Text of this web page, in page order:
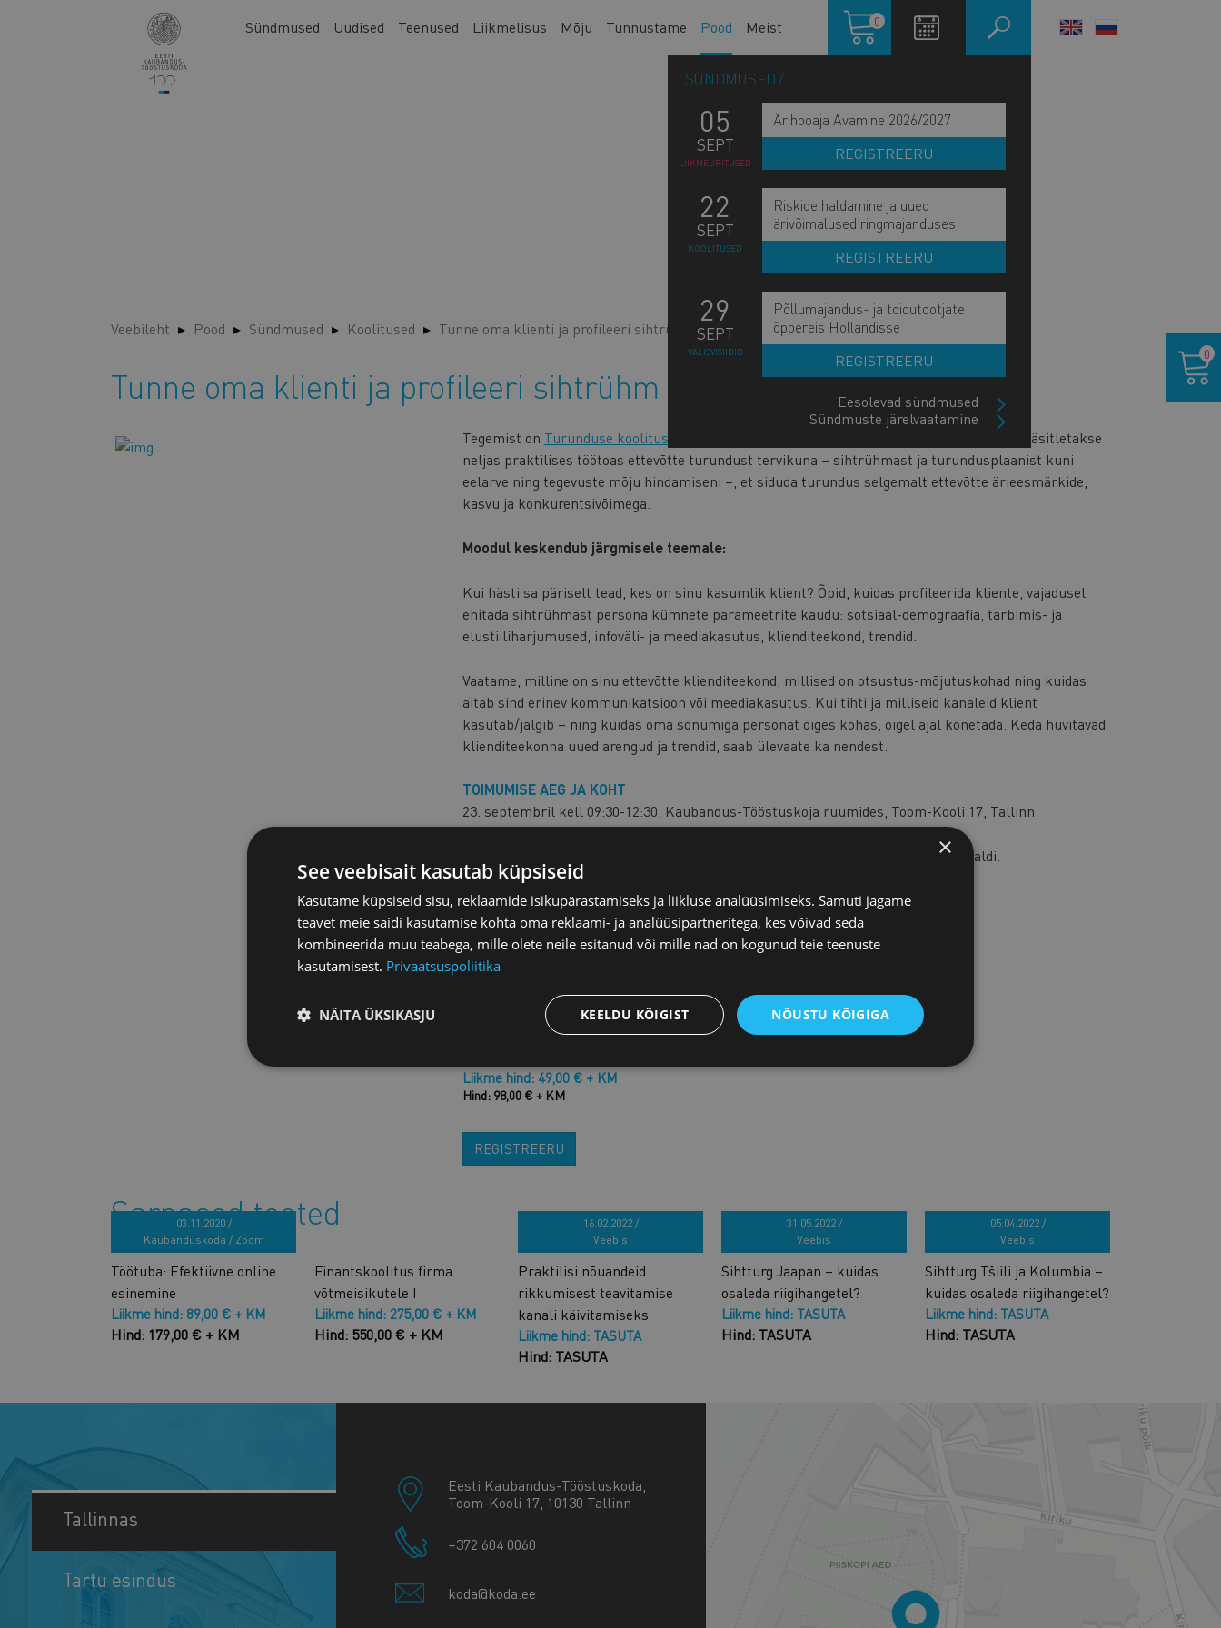
Main
Sündmused Uudised Teenused Liikmelisus Mõju Tunnustame Pood Meist
Ostukorv
0
SÜNDMUSED
05
SEPT
LIIKMEÜRITUSED
Ärihooaja Avamine 2026/2027
REGISTREERU
22
SEPT
KOOLITUSED
Riskide haldamine ja uued
ärivõimalused ringmajanduses
REGISTREERU
29
SEPT
VÄLISVISIIDID
Põllumajandus- ja toidutootjate
õppereis Hollandisse
REGISTREERU
Eesolevad sündmused
Sündmuste järelvaatamine
LANGUAGE
Veebileht Pood Sündmused Koolitused Tunne oma klienti ja profileeri sihtrühm
Tunne oma klienti ja profileeri sihtrühm
Tegemist on Turunduse koolitusprogrammi
ühe mooduliga. Koolitusprogrammi raames käsitletakse
neljas praktilises töötoas ettevõtte turundust tervikuna – sihtrühmast ja turundusplaanist kuni
eelarve ning tegevuste mõju hindamiseni –, et siduda turundus selgemalt ettevõtte ärieesmärkide,
kasvu ja konkurentsivõimega.
Moodul keskendub järgmisele teemale:
Kui hästi sa päriselt tead, kes on sinu kasumlik klient? Õpid, kuidas profileerida kliente, vajadusel
ehitada sihtrühmast persona kümnete parameetrite kaudu: sotsiaal-demograafia, tarbimis- ja
elustiiliharjumused, infoväli- ja meediakasutus, klienditeekond, trendid.
Vaatame, milline on sinu ettevõtte klienditeekond, millised on otsustus-mõjutuskohad ning kuidas
aitab sind erinev kommunikatsioon või meediakasutus. Kui tihti ja milliseid kanaleid klient
kasutab/jälgib – ning kuidas oma sõnumiga personat õiges kohas, õigel ajal kõnetada. Keda huvitavad
klienditeekonna uued arengud ja trendid, saab ülevaate ka nendest.
TOIMUMISE AEG JA KOHT
23. septembril kell 09:30-12:30, Kaubandus-Tööstuskoja ruumides, Toom-Kooli 17, Tallinn
kui ka moodulites eraldi.
Moodul 1: 9. septembril, kell 09:30-12:30
Moodul 2:23. septembril kell 09:30-12:30
: 21. oktoobril kell09:30-12:30
Liikme hind: 49,00 € + KM
Hind: 98,00 € + KM
REGISTREERU
Sarnased tooted
03.11.2020 /
Kaubanduskoda / Zoom
Töötuba: Efektiivne online
esinemine
Liikme hind: 89,00 € + KM
Hind: 179,00 € + KM
Finantskoolitus firma
võtmeisikutele I
Liikme hind: 275,00 € + KM
Hind: 550,00 € + KM
16.02.2022 /
Veebis
Praktilisi nõuandeid
rikkumisest teavitamise
kanali käivitamiseks
Liikme hind: TASUTA
Hind: TASUTA
31.05.2022 /
Veebis
Sihtturg Jaapan – kuidas
osaleda riigihangetel?
Liikme hind: TASUTA
Hind: TASUTA
05.04.2022 /
Veebis
Sihtturg Tšiili ja Kolumbia –
kuidas osaleda riigihangetel?
Liikme hind: TASUTA
Hind: TASUTA
0
Tallinnas
Tartu esindus
Eesti Kaubandus-Tööstuskoda,
Toom-Kooli 17, 10130 Tallinn
+372 604 0060
koda@koda.ee
×
See veebisait kasutab küpsiseid
Kasutame küpsiseid sisu, reklaamide isikupärastamiseks ja liikluse analüüsimiseks. Samuti jagame
teavet meie saidi kasutamise kohta oma reklaami- ja analüüsipartneritega, kes võivad seda
kombineerida muu teabega, mille olete neile esitanud või mille nad on kogunud teie teenuste
kasutamisest. Privaatsuspoliitika
NÕUSTU KÕIGIGA
KEELDU KÕIGIST
NÄITA ÜKSIKASJU